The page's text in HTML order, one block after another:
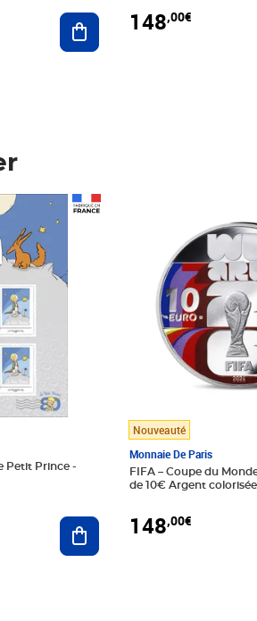
Ajouter au panier
148,00€
Petit Prince -
Ajouter au panier
Nouveauté
Monnaie De Paris
FIFA – Coupe du
de 10€ Argent colorisée
148,00€